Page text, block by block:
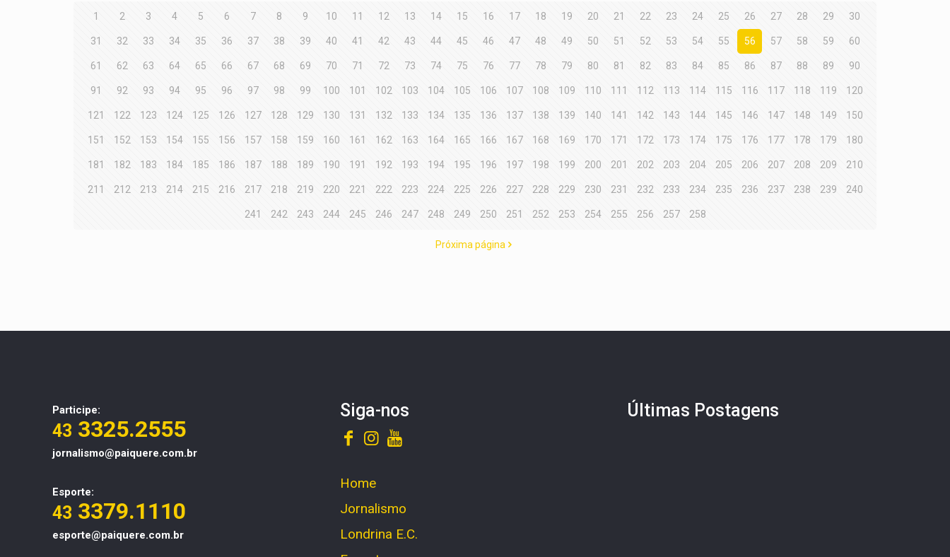
1 2 3 4 5 6 7 8 9 10 11 12 13 14 15 16 17 18 19 20 21 22 23 24 25 26 27 28 29 30
31 32 33 34 35 36 37 38 39 40 41 42 43 44 45 46 47 48 49 50 51 52 53 54 55 56 57 58 59 60
61 62 63 64 65 66 67 68 69 70 71 72 73 74 75 76 77 78 79 80 81 82 83 84 85 86 87 88 89 90
91 92 93 94 95 96 97 98 99 100 101 102 103 104 105 106 107 108 109 110 111 112 113 114 115 116 117 118 119 120
121 122 123 124 125 126 127 128 129 130 131 132 133 134 135 136 137 138 139 140 141 142 143 144 145 146 147 148 149 150
151 152 153 154 155 156 157 158 159 160 161 162 163 164 165 166 167 168 169 170 171 172 173 174 175 176 177 178 179 180
181 182 183 184 185 186 187 188 189 190 191 192 193 194 195 196 197 198 199 200 201 202 203 204 205 206 207 208 209 210
211 212 213 214 215 216 217 218 219 220 221 222 223 224 225 226 227 228 229 230 231 232 233 234 235 236 237 238 239 240
241 242 243 244 245 246 247 248 249 250 251 252 253 254 255 256 257 258
Próxima página
Participe:
43 3325.2555
jornalismo@paiquere.com.br
Esporte:
43 3379.1110
esporte@paiquere.com.br
Siga-nos
Home
Jornalismo
Londrina E.C.
Últimas Postagens